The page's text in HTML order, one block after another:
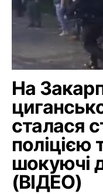
На
сталася
поліцією
шокуючі
(ВІДЕО)